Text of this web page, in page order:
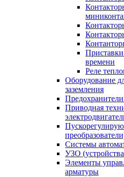
времени
Реле
Оборудование
заземления
Приводная
Системы
УЗО
Элементы
арматуры